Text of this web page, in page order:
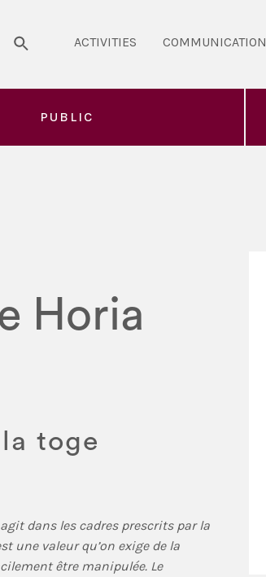
ACTIVITIES
PUBLIC
Horia
toge
dans les cadres prescrits par la
une valeur qu’on exige de la
être manipulée. Le